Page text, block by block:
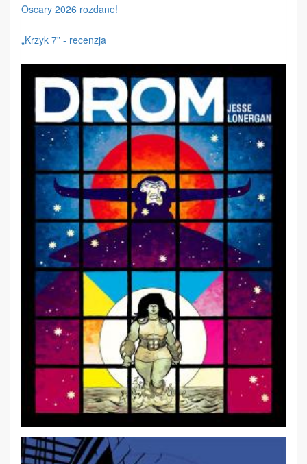
Oscary 2026 rozdane!
„Krzyk 7” - recenzja